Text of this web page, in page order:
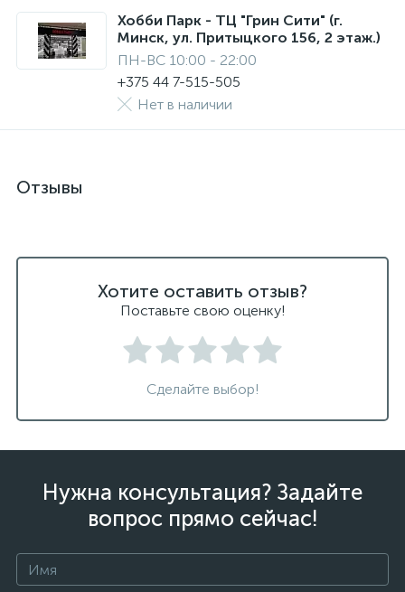
Хобби Парк - ТЦ "Грин Сити" (г.
Минск, ул. Притыцкого 156, 2 этаж.)
ПН-ВС 10:00 - 22:00
+375 44 7-515-505
Нет в наличии
Отзывы
Хотите оставить отзыв?
Поставьте свою оценку!
Сделайте выбор!
Нужна консультация? Задайте
вопрос прямо сейчас!